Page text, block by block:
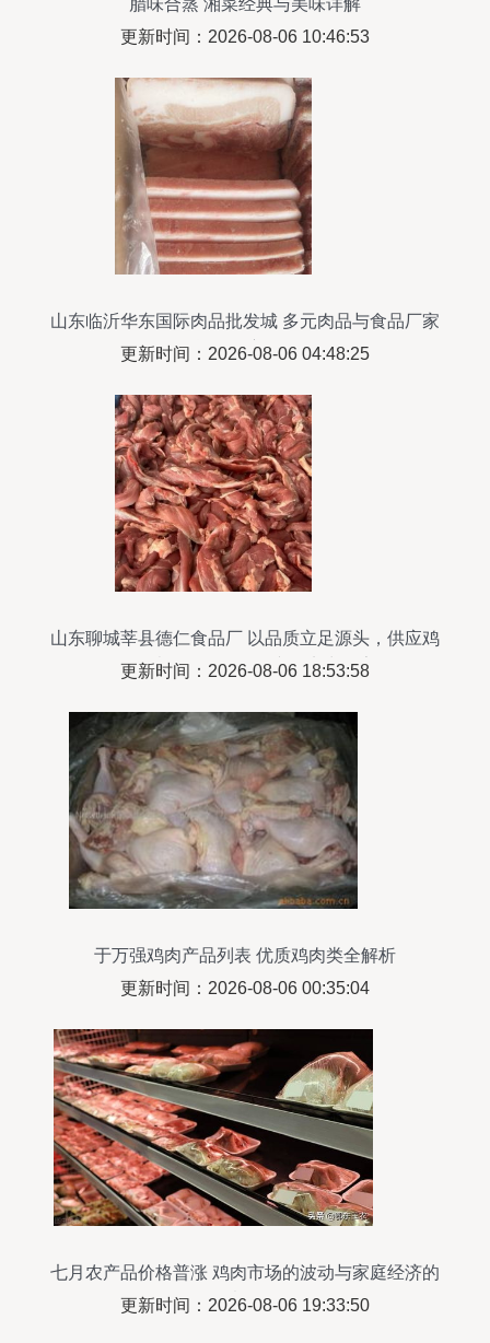
腊味合蒸 湘菜经典与美味详解
更新时间：2026-08-06 10:46:53
山东临沂华东国际肉品批发城 多元肉品与食品厂家
货源深度解析
更新时间：2026-08-06 04:48:25
山东聊城莘县德仁食品厂 以品质立足源头，供应鸡
肉、猪肉、鸭肉及副产品实力厂家
更新时间：2026-08-06 18:53:58
于万强鸡肉产品列表 优质鸡肉类全解析
更新时间：2026-08-06 00:35:04
七月农产品价格普涨 鸡肉市场的波动与家庭经济的
考量
更新时间：2026-08-06 19:33:50